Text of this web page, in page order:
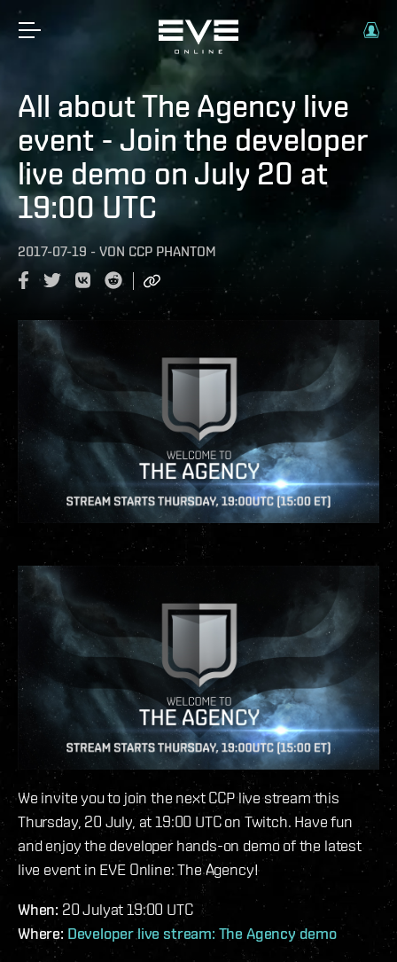
All about The Agency live
event - Join the developer
live demo on July 20 at
19:00 UTC
2017-07-19 - VON CCP PHANTOM
We invite you to join the next CCP live stream this
Thursday, 20 July, at 19:00 UTC on Twitch. Have fun
and enjoy the developer hands-on demo of the latest
live event in EVE Online: The Agency!
When: 20 Julyat 19:00 UTC
Where: Developer live stream: The Agency demo